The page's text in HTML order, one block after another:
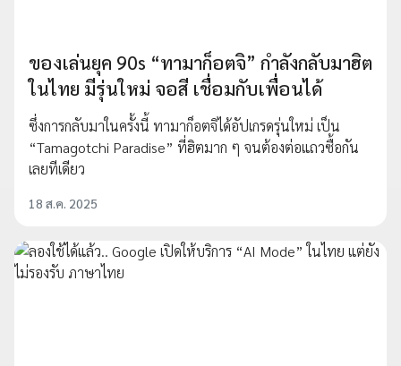
ของเล่นยุค 90s “ทามาก็อตจิ” กำลังกลับมาฮิต
ในไทย มีรุ่นใหม่ จอสี เชื่อมกับเพื่อนได้
ซึ่งการกลับมาในครั้งนี้ ทามาก็อตจิได้อัปเกรดรุ่นใหม่ เป็น
“Tamagotchi Paradise” ที่ฮิตมาก ๆ จนต้องต่อแถวซื้อกัน
เลยทีเดียว
18 ส.ค. 2025